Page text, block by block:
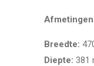
Afmetingen
Breedte:
Diepte: 381